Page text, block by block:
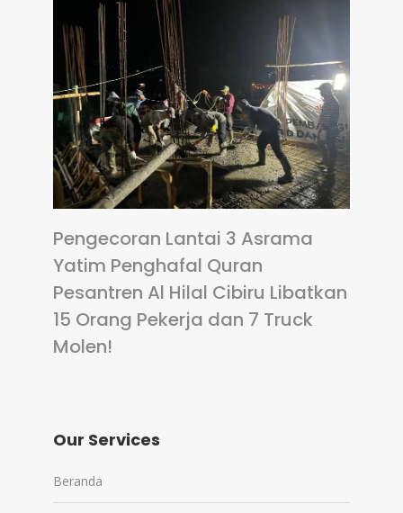
Pengecoran Lantai 3 Asrama
Yatim Penghafal Quran
Pesantren Al Hilal Cibiru Libatkan
15 Orang Pekerja dan 7 Truck
Molen!
Our Services
Beranda